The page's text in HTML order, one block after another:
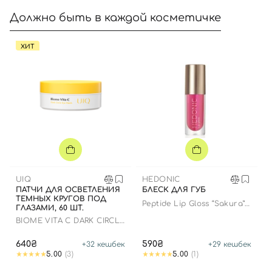
Должно быть в каждой косметичке
ХИТ
UIQ
ПАТЧИ ДЛЯ ОСВЕТЛЕНИЯ
ТЕМНЫХ КРУГОВ ПОД
ГЛАЗАМИ, 60 ШТ.
BIOME VITA C DARK CIRCLE
640₴ +32 кешбек
5.00 (3)
HEDONIC
БЛЕСК ДЛЯ ГУБ
Peptide Lip Gloss “Sakura”
590₴ +29 кешбек
5.00 (1)